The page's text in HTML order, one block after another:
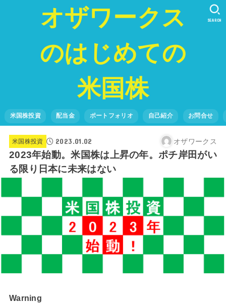
オザワークス
のはじめての
米国株
米国株投資 配当金 ポートフォリオ 自己紹介 お問合せ
SEARCH
米国株投資 2023.01.02 オザワークス
2023年始動。米国株は上昇の年。ポチ岸田がい
る限り日本に未来はない
Warning